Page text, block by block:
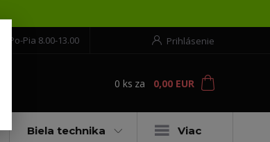
Prihlásenie
Po-Pia 8.00-13.00
0 ks za 0,00 EUR
Biela technika Viac